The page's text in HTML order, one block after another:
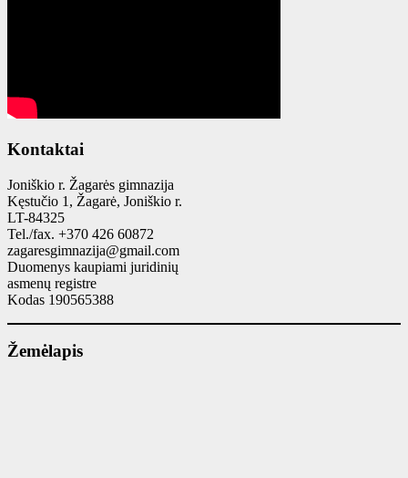
Kontaktai
Joniškio r. Žagarės gimnazija
Kęstučio 1, Žagarė, Joniškio r.
LT-84325
Tel./fax. +370 426 60872
zagaresgimnazija@gmail.com
Duomenys kaupiami juridinių
asmenų registre
Kodas 190565388
Žemėlapis